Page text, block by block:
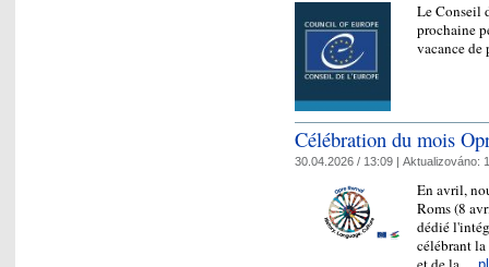
Le Conseil
prochaine
vacance
Célébration du mois
30.04.2026 / 13:09 | Aktualizováno:
En avril,
Roms (8
dédié
célébrant